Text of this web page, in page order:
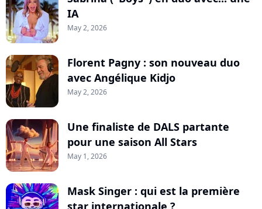
IA
May 2, 2026
Florent Pagny : son nouveau duo
avec Angélique Kidjo
May 2, 2026
Une finaliste de DALS partante
pour une saison All Stars
May 1, 2026
Mask Singer : qui est la première
star internationale ?